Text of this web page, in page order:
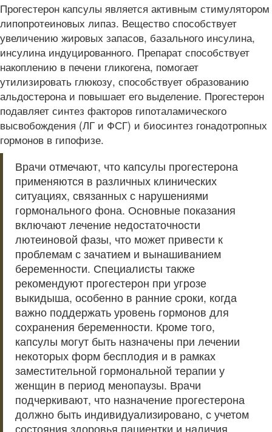
Прогестерон капсулы является активным стимулятором
липопротеиновых липаз. Вещество способствует
увеличению жировых запасов, базального инсулина,
инсулина индуцированного. Препарат способствует
накоплению в печени гликогена, помогает
утилизировать глюкозу, способствует образованию
альдостерона и повышает его выделение. Прогестерон
подавляет синтез факторов гипоталамического
высвобождения (ЛГ и ФСГ) и биосинтез гонадотропных
гормонов в гипофизе.
Врачи отмечают, что капсулы прогестерона
применяются в различных клинических
ситуациях, связанных с нарушениями
гормонального фона. Основные показания
включают лечение недостаточности
лютеиновой фазы, что может привести к
проблемам с зачатием и вынашиванием
беременности. Специалисты также
рекомендуют прогестерон при угрозе
выкидыша, особенно в ранние сроки, когда
важно поддержать уровень гормонов для
сохранения беременности. Кроме того,
капсулы могут быть назначены при лечении
некоторых форм бесплодия и в рамках
заместительной гормональной терапии у
женщин в период менопаузы. Врачи
подчеркивают, что назначение прогестерона
должно быть индивидуализировано, с учетом
состояния здоровья пациентки и наличия